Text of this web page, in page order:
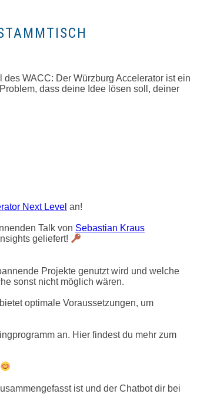
des WACC: Der Würzburg Accelerator ist ein
dass deine Idee lösen soll, deiner
Next Level an!
Talk von Sebastian Kraus
geliefert!
Projekte genutzt wird und welche
sonst nicht möglich wären.
optimale Voraussetzungen, um
an. Hier findest du mehr zum
ist und der Chatbot dir bei